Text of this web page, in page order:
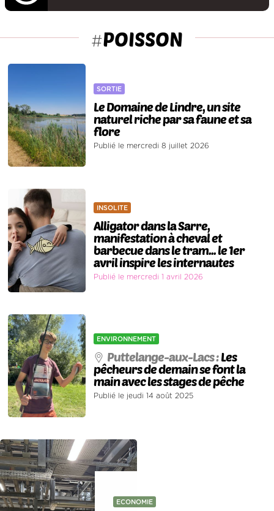
#POISSON
SORTIE
Le Domaine de Lindre, un site
naturel riche par sa faune et sa
flore
Publié le mercredi 8 juillet 2026
INSOLITE
Alligator dans la Sarre,
manifestation à cheval et
barbecue dans le tram... le 1er
avril inspire les internautes
Publié le mercredi 1 avril 2026
ENVIRONNEMENT
Puttelange-aux-Lacs :Les
pêcheurs de demain se font la
main avec les stages de pêche
Publié le jeudi 14 août 2025
ECONOMIE